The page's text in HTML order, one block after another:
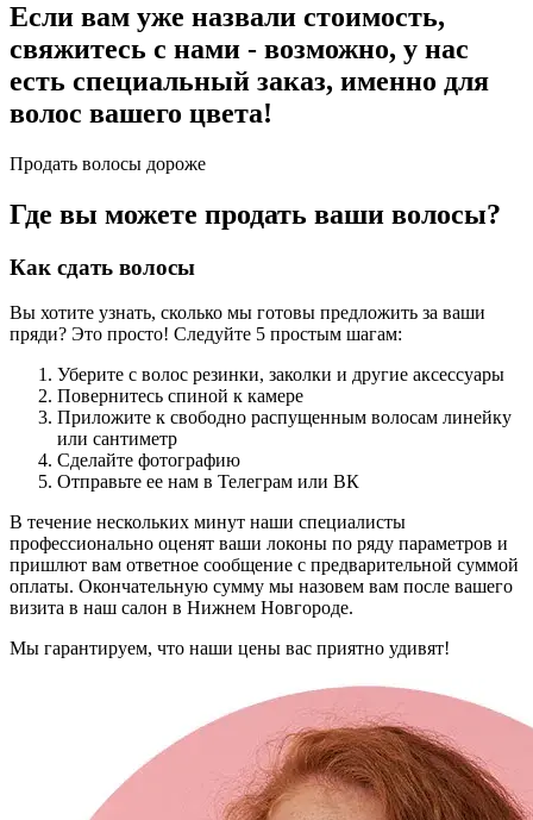
Если вам уже назвали стоимость,
свяжитесь с нами - возможно, у нас
есть специальный заказ, именно для
волос вашего цвета!
Продать волосы дороже
Где вы можете продать ваши волосы?
Как сдать волосы
Вы хотите узнать, сколько мы готовы предложить за ваши
пряди? Это просто! Следуйте 5 простым шагам:
Уберите с волос резинки, заколки и другие аксессуары
Повернитесь спиной к камере
Приложите к свободно распущенным волосам линейку
или сантиметр
Сделайте фотографию
Отправьте ее нам в Телеграм или ВК
В течение нескольких минут наши специалисты
профессионально оценят ваши локоны по ряду параметров и
пришлют вам ответное сообщение с предварительной суммой
оплаты. Окончательную сумму мы назовем вам после вашего
визита в наш салон в Нижнем Новгороде.
Мы гарантируем, что наши цены вас приятно удивят!